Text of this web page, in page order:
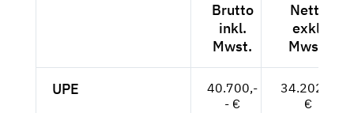
Brutto
inkl.
Mwst.
Netto
exkl.
Mwst.
UPE
40.700,-
- €
34.202,--
€